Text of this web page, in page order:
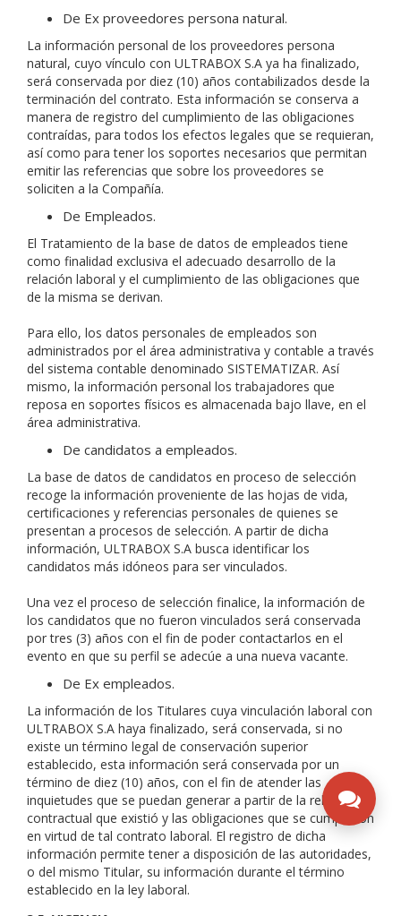
De Ex proveedores persona natural.
La información personal de los proveedores persona
natural, cuyo vínculo con ULTRABOX S.A ya ha finalizado,
será conservada por diez (10) años contabilizados desde la
terminación del contrato. Esta información se conserva a
manera de registro del cumplimiento de las obligaciones
contraídas, para todos los efectos legales que se requieran,
así como para tener los soportes necesarios que permitan
emitir las referencias que sobre los proveedores se
soliciten a la Compañía.
De Empleados.
El Tratamiento de la base de datos de empleados tiene
como finalidad exclusiva el adecuado desarrollo de la
relación laboral y el cumplimiento de las obligaciones que
de la misma se derivan.
Para ello, los datos personales de empleados son
administrados por el área administrativa y contable a través
del sistema contable denominado SISTEMATIZAR. Así
mismo, la información personal los trabajadores que
reposa en soportes físicos es almacenada bajo llave, en el
área administrativa.
De candidatos a empleados.
La base de datos de candidatos en proceso de selección
recoge la información proveniente de las hojas de vida,
certificaciones y referencias personales de quienes se
presentan a procesos de selección. A partir de dicha
información, ULTRABOX S.A busca identificar los
candidatos más idóneos para ser vinculados.
Una vez el proceso de selección finalice, la información de
los candidatos que no fueron vinculados será conservada
por tres (3) años con el fin de poder contactarlos en el
evento en que su perfil se adecúe a una nueva vacante.
De Ex empleados.
La información de los Titulares cuya vinculación laboral con
ULTRABOX S.A haya finalizado, será conservada, si no
existe un término legal de conservación superior
establecido, esta información será conservada por un
término de diez (10) años, con el fin de atender las
inquietudes que se puedan generar a partir de la relación
contractual que existió y las obligaciones que se cumplieron
en virtud de tal contrato laboral. El registro de dicha
información permite tener a disposición de las autoridades,
o del mismo Titular, su información durante el término
establecido en la ley laboral.